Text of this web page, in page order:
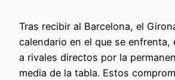
Tras recibir al Barcelona, el
calendario en el que se enfrenta,
a rivales directos por la
media de la tabla. Estos